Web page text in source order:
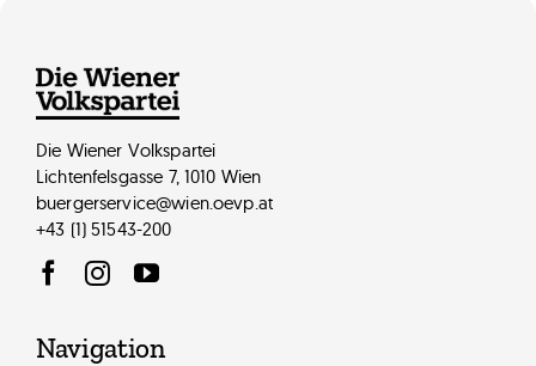
Die Wiener Volkspartei
Lichtenfelsgasse 7, 1010 Wien
buergerservice@wien.oevp.at
+43 (1) 51543-200
Navigation